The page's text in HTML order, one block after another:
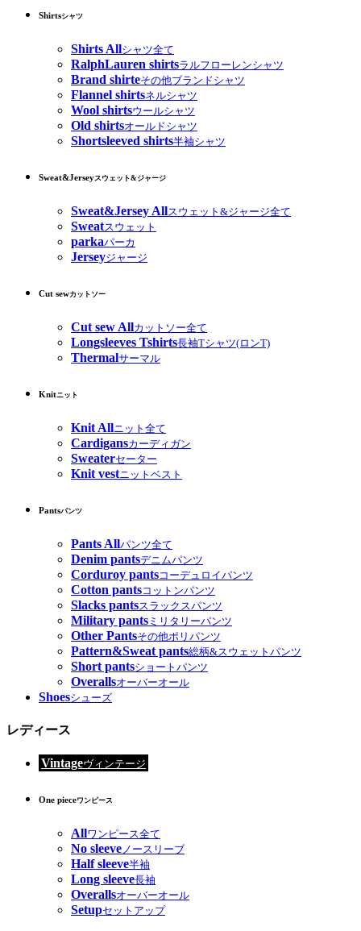
Shirtsシャツ
Shirts Allシャツ全て
RalphLauren shirtsラルフローレンシャツ
Brand shirteその他ブランドシャツ
Flannel shirtsネルシャツ
Wool shirtsウールシャツ
Old shirtsオールドシャツ
Shortsleeved shirts半袖シャツ
Sweat&Jerseyスウェット&ジャージ
Sweat&Jersey Allスウェット&ジャージ全て
Sweatスウェット
parkaパーカ
Jerseyジャージ
Cut sewカットソー
Cut sew Allカットソー全て
Longsleeves Tshirts長袖Tシャツ(ロンT)
Thermalサーマル
Knitニット
Knit Allニット全て
Cardigansカーディガン
Sweaterセーター
Knit vestニットベスト
Pantsパンツ
Pants Allパンツ全て
Denim pantsデニムパンツ
Corduroy pantsコーデュロイパンツ
Cotton pantsコットンパンツ
Slacks pantsスラックスパンツ
Military pants ミリタリーパンツ
Other Pantsその他ポリパンツ
Pattern&Sweat pants総柄&スウェットパンツ
Short pantsショートパンツ
Overallsオーバーオール
Shoesシューズ
レディース
Vintageヴィンテージ
One pieceワンピース
Allワンピース全て
No sleeveノースリーブ
Half sleeve半袖
Long sleeve長袖
Overallsオーバーオール
Setupセットアップ